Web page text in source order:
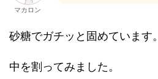
マカロン
砂糖でガチッと固めています。
中を割ってみました。